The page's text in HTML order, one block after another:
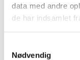
data med andre
de har indsamlet
Nødvendig